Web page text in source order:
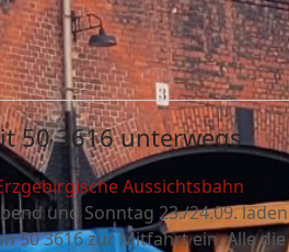
50 3616 unterwegs
Aussichtsbahn
und Sonntag 23./24.09. laden
50 3616 zur Mitfahrt ein. Alle die